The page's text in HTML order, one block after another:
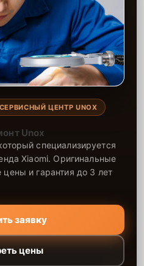
ЦЕНТР UNOX
Unox
специализируется
Xiaomi. Оригинальные
и гарантия до 3 лет
заявку
цены